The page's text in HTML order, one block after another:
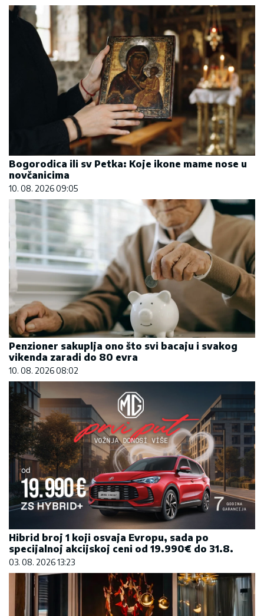
Bogorodica ili sv Petka: Koje ikone mame nose u
novčanicima
10. 08. 2026 09:05
Penzioner sakuplja ono što svi bacaju i svakog
vikenda zaradi do 80 evra
10. 08. 2026 08:02
Hibrid broj 1 koji osvaja Evropu, sada po
specijalnoj akcijskoj ceni od 19.990€ do 31.8.
03. 08. 2026 13:23